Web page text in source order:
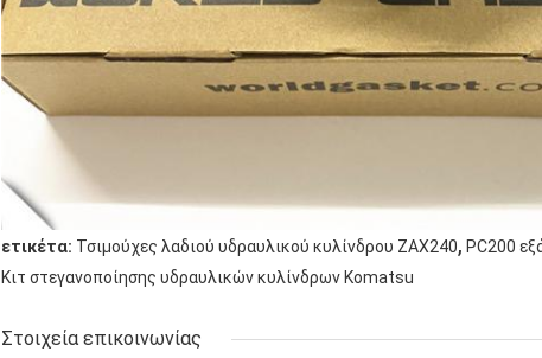
ετικέτα: Τσιμούχες λαδιού υδραυλικού κυλίνδρου ZAX240, PC200
Κιτ στεγανοποίησης υδραυλικών κυλίνδρων Komatsu
Στοιχεία επικοινωνίας